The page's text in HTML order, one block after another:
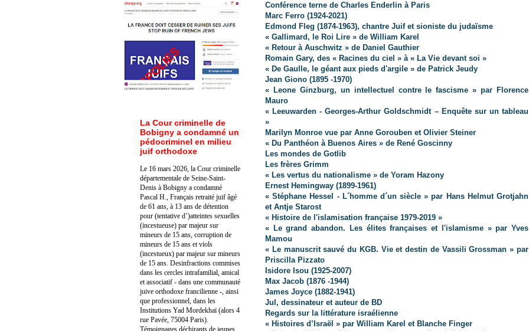
Conférence terne de Charles Enderlin à Paris
Marc Ferro (1924-2021)
Edmond Fleg (1874-1963), chantre Juif et sioniste du judaïsme
« Gallimard, le Roi Lire » de William Karel
« Retour à Auschwitz » de Daniel Gauthier
Romain Gary, des « Racines du ciel » à « La Vie devant soi »
« De Gaulle, le géant aux pieds d'argile » de Patrick Jeudy
Jean Giono (1895 -1970)
« Leone Ginzburg, un intellectuel contre le fascisme » par Florence
Mauro
« Leeuwarden - Georges-Arthur Goldschmidt – Enquête sur un tableau
»
Marilyn Monroe vue par Anne Gorouben et Olivier Steiner
« Du Panthéon à Buenos Aires » de René Goscinny
Les mondes de Gotlib
Les frères Grimm
« Les vertus du nationalisme » de Yoram Hazony
Ernest Hemingway (1899-1961)
« Stéphane Hessel - L´homme d´un siècle » par Hans Helmut Grotjahn
et Antje Starost
« Histoire de l'islamisation française 1979-2019 »
« Le grand abandon. Les élites françaises et l'islamisme » par Yves
Mamou
« Le manuscrit sauvé du KGB. Vie et destin de Vassili Grossman » par
Priscilla Pizzato
Isidore Isou (1925-2007)
Max Jacob (1876 -1944)
James Joyce (1882-1941)
Jul, dessinateur et auteur de BD
Regards sur la littérature israélienne
« Histoires d’Israël » par William Karel et Blanche Finger
La Cour criminelle de
Bobigny a condamné un
pédocriminel en milieu
juif orthodoxe
Le 16 mars 2026, la Cour criminelle
départementale de Seine-Saint-
Denis à Bobigny a condamné
Pascal H., Français retraité juif âgé
de 61 ans, à 13 ans de détention
pour (tentative d’)atteintes sexuelles
(incestueuse) par majeur sur
mineurs de 15 ans, corruption de
mineurs de 15 ans et viols
(incestueux) par majeur sur mineurs
de 15 ans. Desinfractions commises
dans les cercles intrafamilial, amical
et associatif - dans une communauté
juive orthodoxe francilienne -, ainsi
que professionnel, dans les
Institutions Yad Mordekhaï (alors 4
rue Pavée, 75004 Paris).
Témoignages déchirants de jeunes